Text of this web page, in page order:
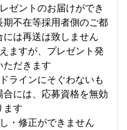
ゼントのお届けができ
不在等採用者側のご都
は再送は致しません
ますが、プレゼント発
だきます
ラインにそぐわないも
には、応募資格を無効
ます
・修正ができません